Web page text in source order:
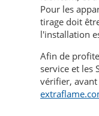
Pour les
tirage doit
l'installation
Afin de
service et les
vérifier,